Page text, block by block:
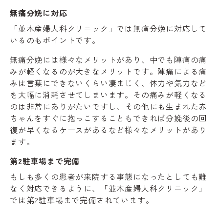
無痛分娩に対応
「並木産婦人科クリニック」では無痛分娩に対応して
いるのもポイントです。
無痛分娩には様々なメリットがあり、中でも陣痛の痛
みが軽くなるのが大きなメリットです。陣痛による痛
みは言葉にできないくらい凄まじく、体力や気力など
を大幅に消耗させてしまいます。その痛みが軽くなる
のは非常にありがたいですし、その他にも生まれた赤
ちゃんをすぐに抱っこすることもできれば分娩後の回
復が早くなるケースがあるなど様々なメリットがあり
ます。
第2駐車場まで完備
もしも多くの患者が来院する事態になったとしても難
なく対応できるように、「並木産婦人科クリニック」
では第2駐車場まで完備されています。